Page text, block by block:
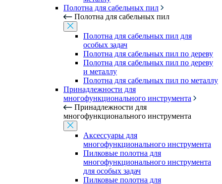
Полотна для сабельных пил
Полотна для сабельных пил
Полотна для сабельных пил для
особых задач
Полотна для сабельных пил по дереву
Полотна для сабельных пил по дереву
и металлу
Полотна для сабельных пил по металлу
Принадлежности для
многофункционального инструмента
Принадлежности для
многофункционального инструмента
Аксессуары для
многофункционального инструмента
Пилковые полотна для
многофункционального инструмента
для особых задач
Пилковые полотна для